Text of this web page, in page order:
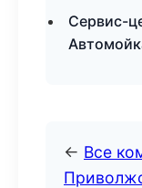
Сервис-
← Все